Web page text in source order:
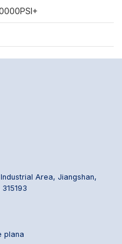
Area, Jiangshan,
plana